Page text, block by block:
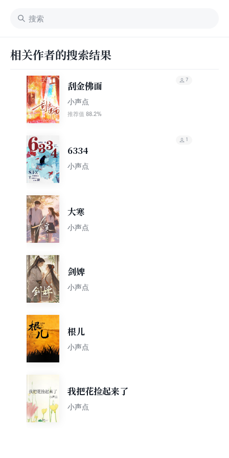
相关作者的搜索结果
刮金佛面
小声点
推荐值 88.2%
7
6334
小声点
1
大寒
小声点
剑婢
小声点
根儿
小声点
我把花捡起来了
小声点